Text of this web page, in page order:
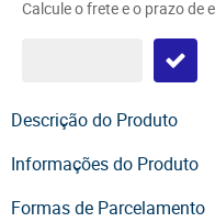
Calcule o frete e o prazo de
Descrição do Produto
Informações do Produto
Formas de Parcelamento